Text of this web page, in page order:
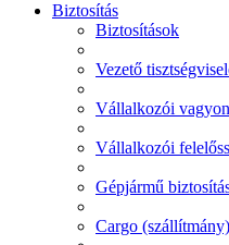
Biztosítás
Biztosítások
Vezető
Vállalkozói
Vállalkozói
Gépjármű
Cargo